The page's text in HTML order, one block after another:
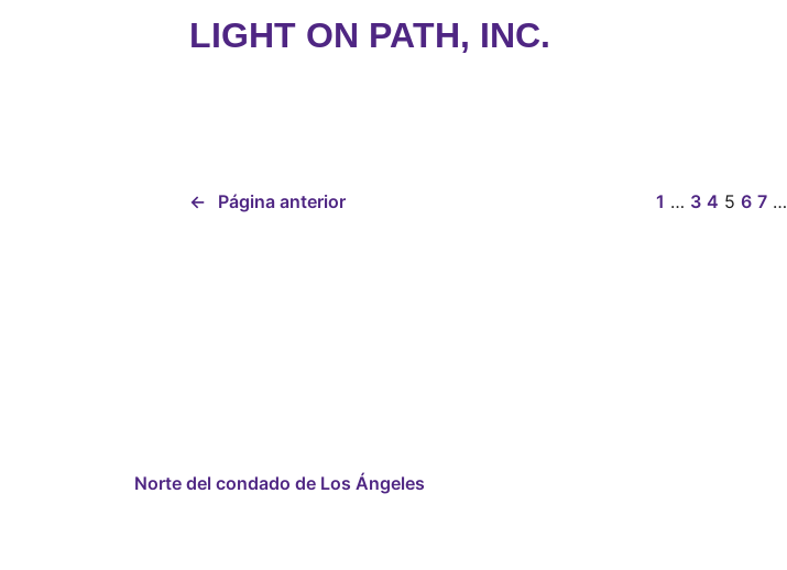
LIGHT ON PATH, INC.
← Página anterior 1 … 3 4 5 6 7 …
Norte del condado de Los Ángeles